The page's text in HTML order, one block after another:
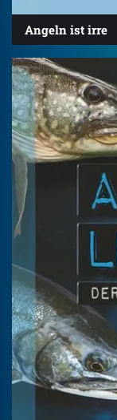
Angeln ist irre